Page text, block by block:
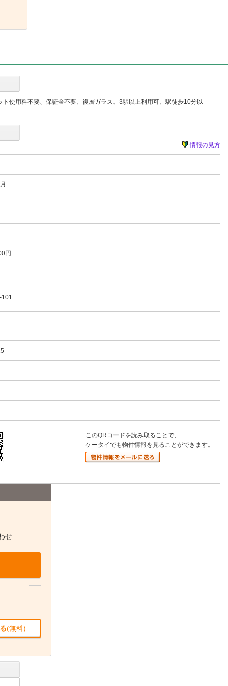
使用料不要、保証金不要、複層ガラス、3駅以上利用可、駅徒歩10分以
情報の見方
円
101
このQRコードを読み取ることで、
ケータイでも物件情報を見ることができます。
せ
(無料)